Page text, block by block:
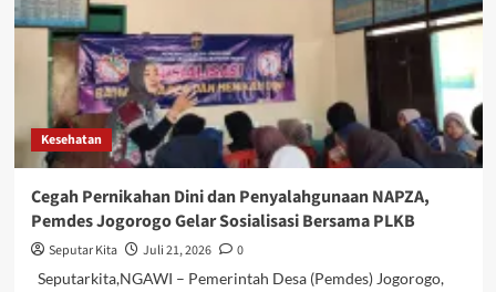
di
Wonokromo,
Upaya
Atasi
Pendangkalan
Cegah
Banjir.
Kesehatan
Cegah Pernikahan Dini dan Penyalahgunaan NAPZA,
Pemdes Jogorogo Gelar Sosialisasi Bersama PLKB
Seputar Kita Juli 21, 2026
0
Seputarkita,NGAWI – Pemerintah Desa (Pemdes) Jogorogo,